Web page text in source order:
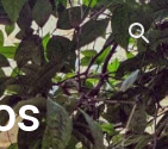
Skip to navigation